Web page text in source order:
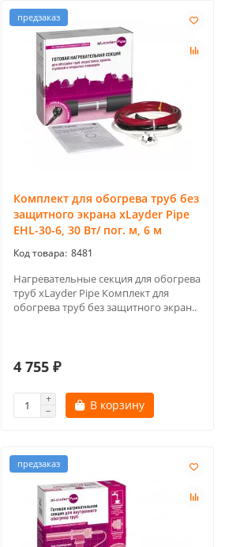
предзаказ
Комплект для обогрева труб без
защитного экрана xLayder Pipe
EHL-30-6, 30 Вт/ пог. м, 6 м
8481
Нагревательные секция для обогрева
труб xLayder Pipe Комплект для
обогрева труб без защитного экран..
4 755 ₽
В корзину
предзаказ